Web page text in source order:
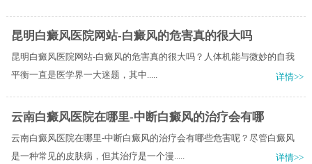
昆明白癜风医院网站-白癜风的危害真的很大吗
昆明白癜风医院网站-白癜风的危害真的很大吗？​人体机能与微妙的自我
平衡一直是医学界一大迷题，其中.....
详情>>
云南白癜风医院在哪里-中断白癜风的治疗会有哪
云南白癜风医院在哪里-中断白癜风的治疗会有哪些危害呢？尽管白癜风
是一种常见的皮肤病，但其治疗是一个漫.....
详情>>